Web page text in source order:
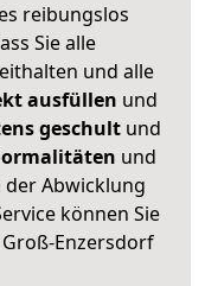
reibungslos
Sie alle
und alle
ausfüllen und
geschult und
und
Abwicklung
können Sie
Enzersdorf